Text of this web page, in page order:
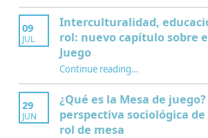
09
JUL
Interculturalidad,
rol: nuevo capítulo sobre
Juego
Continue reading“Interculturalidad, educación y juegos de rol: nuevo capítulo sobre el Mentor del Juego”
…
29
JUN
¿Qué es la Mesa de
perspectiva sociológica
rol de mesa